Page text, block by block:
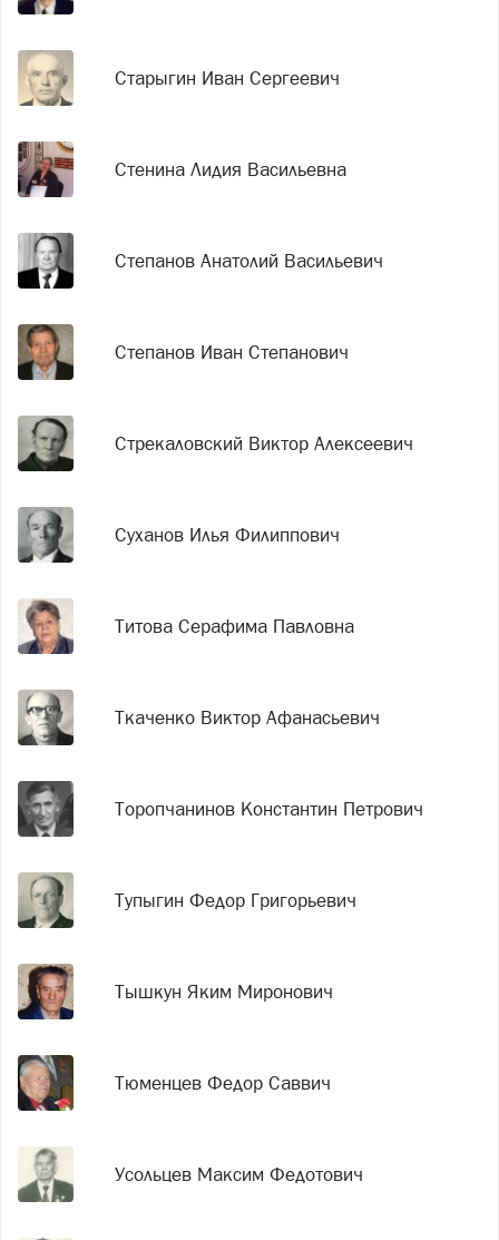
Старыгин Иван Сергеевич
Стенина Лидия Васильевна
Степанов Анатолий Васильевич
Степанов Иван Степанович
Стрекаловский Виктор Алексеевич
Суханов Илья Филиппович
Титова Серафима Павловна
Ткаченко Виктор Афанасьевич
Торопчанинов Константин Петрович
Тупыгин Федор Григорьевич
Тышкун Яким Миронович
Тюменцев Федор Саввич
Усольцев Максим Федотович